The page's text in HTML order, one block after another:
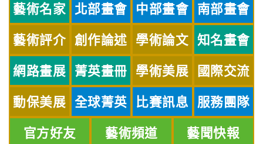
藝術名家 北部畫會 中部畫會 南部畫會
藝術評介 創作論述 學術論文 知名畫會
網路畫展 菁英畫冊 學術美展 國際交流
動保美展 全球菁英 比賽訊息 服務團隊
官方好友 藝術頻道 藝聞快報